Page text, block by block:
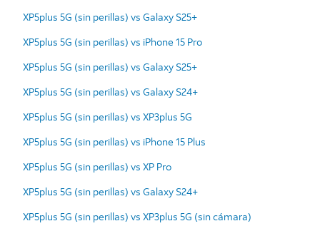
XP5plus 5G (sin perillas) vs Galaxy S25+
XP5plus 5G (sin perillas) vs iPhone 15 Pro
XP5plus 5G (sin perillas) vs Galaxy S25+
XP5plus 5G (sin perillas) vs Galaxy S24+
XP5plus 5G (sin perillas) vs XP3plus 5G
XP5plus 5G (sin perillas) vs iPhone 15 Plus
XP5plus 5G (sin perillas) vs XP Pro
XP5plus 5G (sin perillas) vs Galaxy S24+
XP5plus 5G (sin perillas) vs XP3plus 5G (sin cámara)